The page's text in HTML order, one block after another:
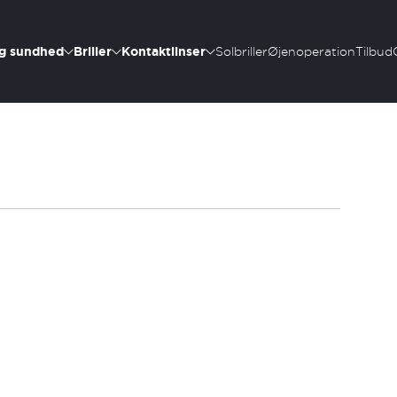
sundhed Briller Kontaktlinser SolbrillerØjenoperationTilbud